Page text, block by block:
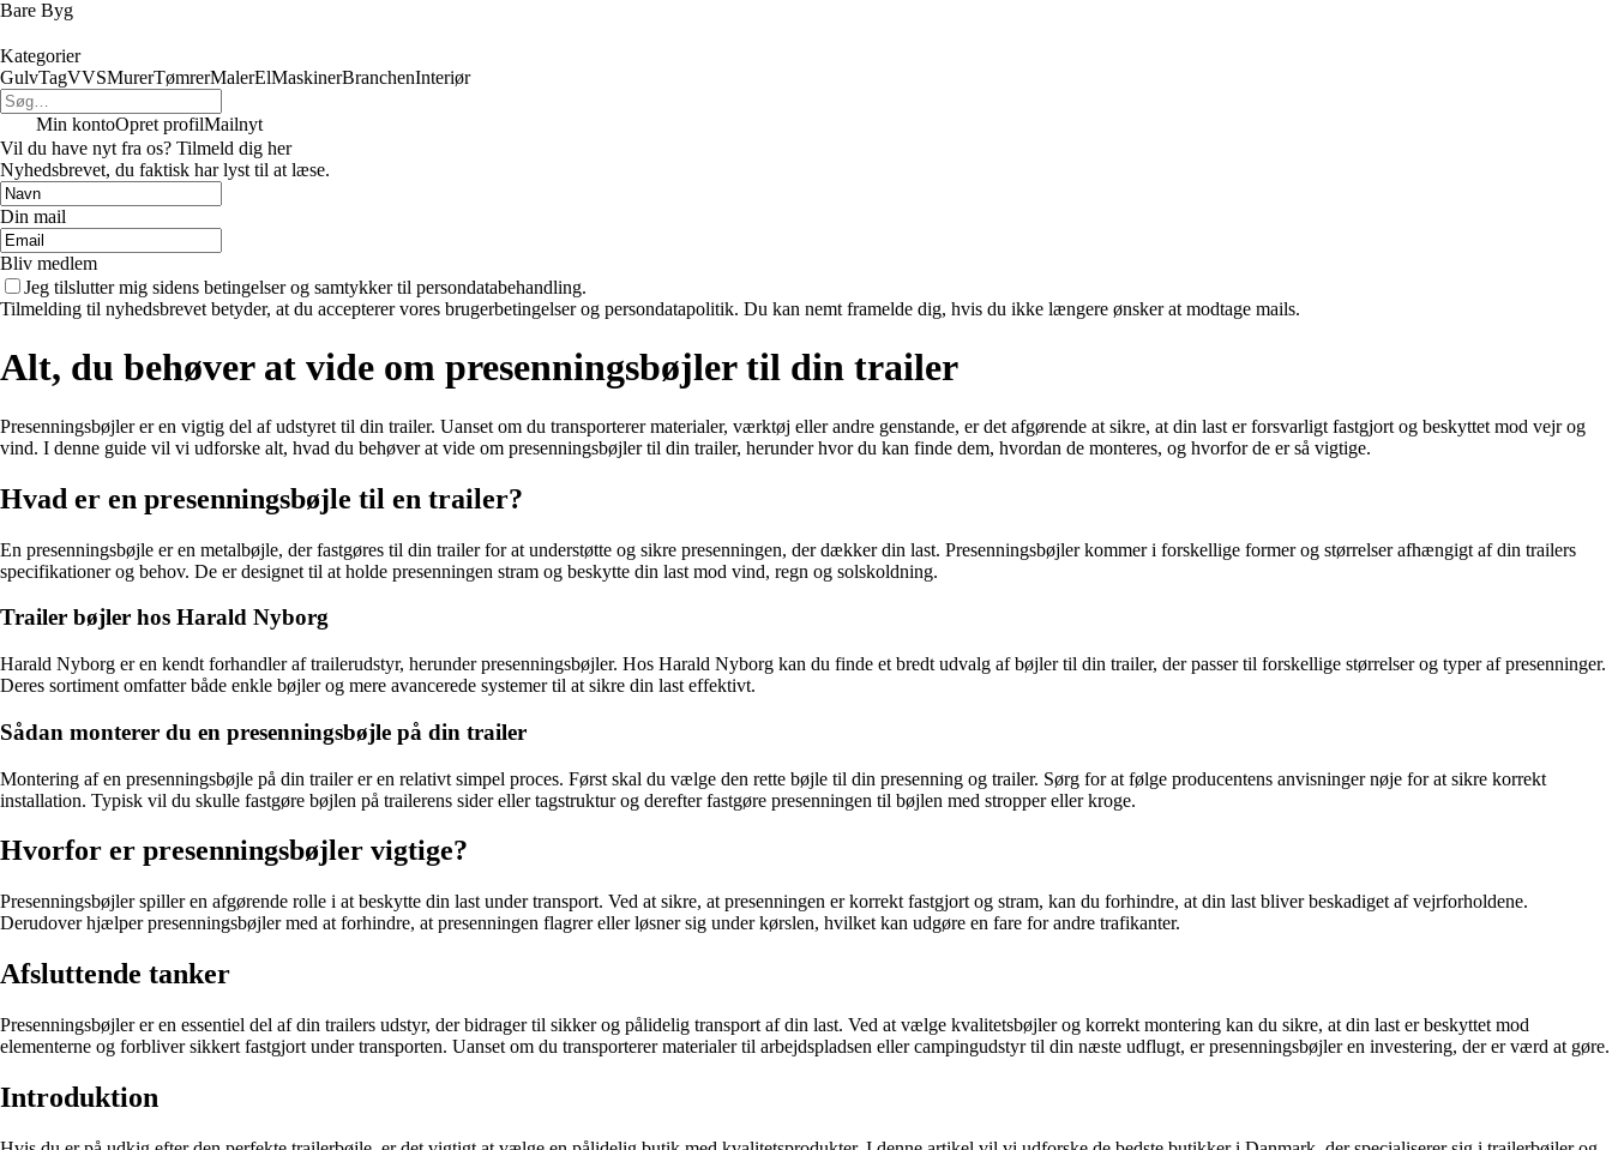
Bare Byg
Kategorier
GulvTagVVSMurerTømrerMalerElMaskinerBranchenInteriør
Min kontoOpret profilMailnyt
Vil du have nyt fra os? Tilmeld dig her
Nyhedsbrevet, du faktisk har lyst til at læse.
Din mail
Bliv medlem
Jeg tilslutter mig sidens betingelser og samtykker til persondatabehandling.
Tilmelding til nyhedsbrevet betyder, at du accepterer vores brugerbetingelser og persondatapolitik. Du kan nemt framelde dig, hvis du ikke længere ønsker at modtage mails.
Alt, du behøver at vide om presenningsbøjler til din trailer
Presenningsbøjler er en vigtig del af udstyret til din trailer. Uanset om du transporterer materialer, værktøj eller andre genstande, er det afgørende at sikre, at din last er forsvarligt fastgjort og beskyttet mod vejr og
vind. I denne guide vil vi udforske alt, hvad du behøver at vide om presenningsbøjler til din trailer, herunder hvor du kan finde dem, hvordan de monteres, og hvorfor de er så vigtige.
Hvad er en presenningsbøjle til en trailer?
En presenningsbøjle er en metalbøjle, der fastgøres til din trailer for at understøtte og sikre presenningen, der dækker din last. Presenningsbøjler kommer i forskellige former og størrelser afhængigt af din trailers
specifikationer og behov. De er designet til at holde presenningen stram og beskytte din last mod vind, regn og solskoldning.
Trailer bøjler hos Harald Nyborg
Harald Nyborg er en kendt forhandler af trailerudstyr, herunder presenningsbøjler. Hos Harald Nyborg kan du finde et bredt udvalg af bøjler til din trailer, der passer til forskellige størrelser og typer af presenninger.
Deres sortiment omfatter både enkle bøjler og mere avancerede systemer til at sikre din last effektivt.
Sådan monterer du en presenningsbøjle på din trailer
Montering af en presenningsbøjle på din trailer er en relativt simpel proces. Først skal du vælge den rette bøjle til din presenning og trailer. Sørg for at følge producentens anvisninger nøje for at sikre korrekt
installation. Typisk vil du skulle fastgøre bøjlen på trailerens sider eller tagstruktur og derefter fastgøre presenningen til bøjlen med stropper eller kroge.
Hvorfor er presenningsbøjler vigtige?
Presenningsbøjler spiller en afgørende rolle i at beskytte din last under transport. Ved at sikre, at presenningen er korrekt fastgjort og stram, kan du forhindre, at din last bliver beskadiget af vejrforholdene.
Derudover hjælper presenningsbøjler med at forhindre, at presenningen flagrer eller løsner sig under kørslen, hvilket kan udgøre en fare for andre trafikanter.
Afsluttende tanker
Presenningsbøjler er en essentiel del af din trailers udstyr, der bidrager til sikker og pålidelig transport af din last. Ved at vælge kvalitetsbøjler og korrekt montering kan du sikre, at din last er beskyttet mod
elementerne og forbliver sikkert fastgjort under transporten. Uanset om du transporterer materialer til arbejdspladsen eller campingudstyr til din næste udflugt, er presenningsbøjler en investering, der er værd at gøre.
Introduktion